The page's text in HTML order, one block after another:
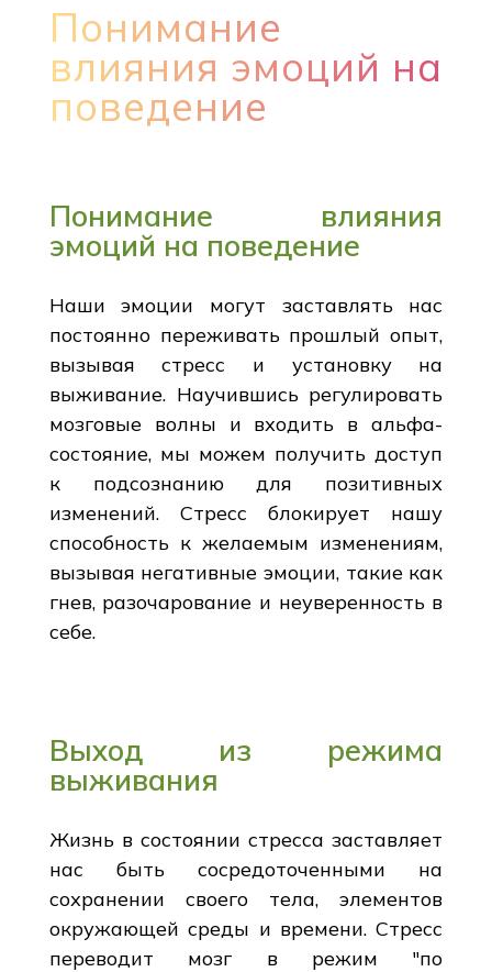
Понимание
влияния эмоций на
поведение
Понимание влияния
эмоций на поведение
Наши эмоции могут заставлять нас
постоянно переживать прошлый опыт,
вызывая стресс и установку на
выживание. Научившись регулировать
мозговые волны и входить в альфа-
состояние, мы можем получить доступ
к подсознанию для позитивных
изменений. Стресс блокирует нашу
способность к желаемым изменениям,
вызывая негативные эмоции, такие как
гнев, разочарование и неуверенность в
себе.
Выход из режима
выживания
Жизнь в состоянии стресса заставляет
нас быть сосредоточенными на
сохранении своего тела, элементов
окружающей среды и времени. Стресс
переводит мозг в режим "по